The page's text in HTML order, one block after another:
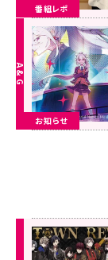
番組レポ
お知らせ